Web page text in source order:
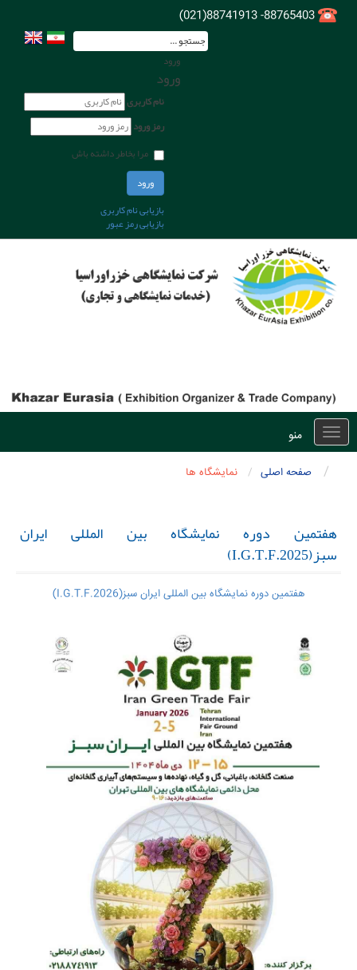
ورود
ورود
نام کاربری
رمز ورود
مرا بخاطر داشته باش
ورود
بازیابی نام کاربری
بازیابی رمز عبور
Toggleمنو
صفحه اصلی نمایشگاه ها
هفتمین دوره نمایشگاه بین المللی ایران
سبز(I.G.T.F.2025)
هفتمین دوره نمایشگاه بین المللی ایران سبز(I.G.T.F.2026)